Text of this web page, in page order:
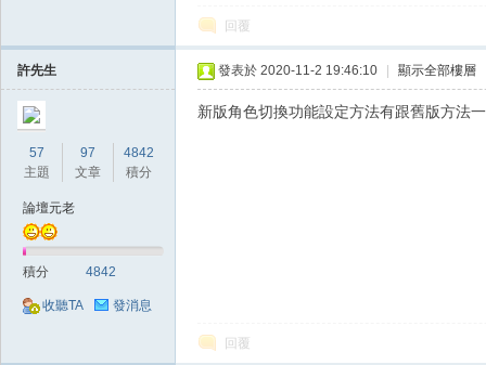
回覆
許先生
57
主題
97
文章
4842
積分
論壇元老
積分 4842
收聽TA 發消息
發表於 2020-11-2 19:46:10 顯示全部樓層
新版角色切換功能設定方法有跟舊版方法
回覆